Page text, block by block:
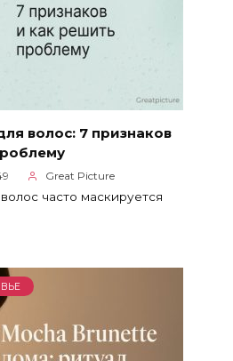
волос: 7 признаков
Great Picture
часто маскируется